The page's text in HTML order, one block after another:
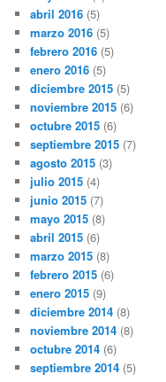
abril 2016 (5)
marzo 2016 (5)
febrero 2016 (5)
enero 2016 (5)
diciembre 2015 (5)
noviembre 2015 (6)
octubre 2015 (6)
septiembre 2015 (7)
agosto 2015 (3)
julio 2015 (4)
junio 2015 (7)
mayo 2015 (8)
abril 2015 (6)
marzo 2015 (8)
febrero 2015 (6)
enero 2015 (9)
diciembre 2014 (8)
noviembre 2014 (8)
octubre 2014 (6)
septiembre 2014 (5)